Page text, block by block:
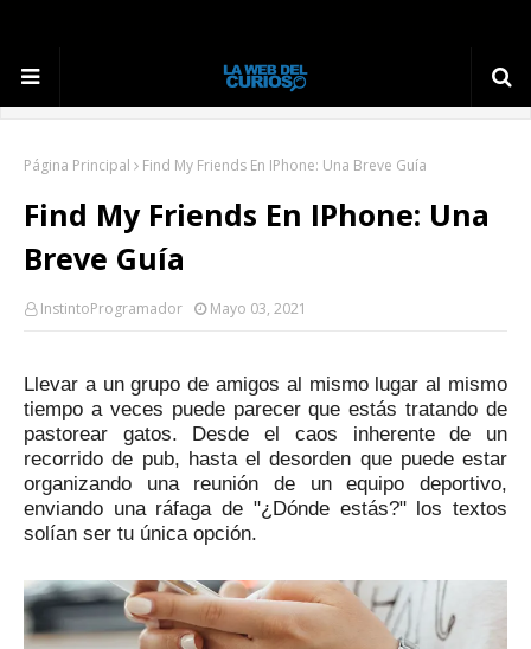
Página Principal Find My Friends En IPhone: Una Breve Guía
Find My Friends En IPhone: Una
Breve Guía
InstintoProgramador Mayo 03, 2021
Llevar a un grupo de amigos al mismo lugar al mismo
tiempo a veces puede parecer que estás tratando de
pastorear gatos. Desde el caos inherente de un
recorrido de pub, hasta el desorden que puede estar
organizando una reunión de un equipo deportivo,
enviando una ráfaga de "¿Dónde estás?" los textos
solían ser tu única opción.